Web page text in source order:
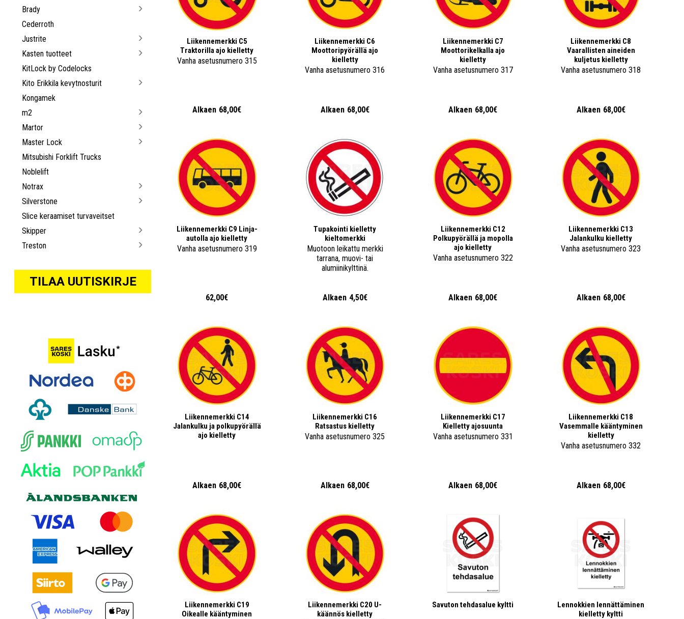
Brady
Cederroth
Justrite
Kasten tuotteet
KitLock by Codelocks
Kito Erikkila kevytnosturit
Kongamek
m2
Martor
Master Lock
Mitsubishi Forklift Trucks
Noblelift
Notrax
Silverstone
Slice keraamiset turvaveitset
Skipper
Treston
TILAA UUTISKIRJE
Liikennemerkki C5
Traktorilla ajo kielletty
Vanha asetusnumero 315
Alkaen 68,00€
Liikennemerkki C6
Moottoripyörällä ajo
kielletty
Vanha asetusnumero 316
Alkaen 68,00€
Liikennemerkki C7
Moottorikelkalla ajo
kielletty
Vanha asetusnumero 317
Alkaen 68,00€
Liikennemerkki C8
Vaarallisten aineiden
kuljetus kielletty
Vanha asetusnumero 318
Alkaen 68,00€
Liikennemerkki C9 Linja-
autolla ajo kielletty
Vanha asetusnumero 319
62,00€
Tupakointi kielletty
kieltomerkki
Muotoon leikattu merkki
tarrana, muovi- tai
alumiinikylttinä.
Alkaen 4,50€
Liikennemerkki C12
Polkupyörällä ja mopolla
ajo kielletty
Vanha asetusnumero 322
Alkaen 68,00€
Liikennemerkki C13
Jalankulku kielletty
Vanha asetusnumero 323
Alkaen 68,00€
Liikennemerkki C14
Jalankulku ja polkupyörällä
ajo kielletty
Alkaen 68,00€
Liikennemerkki C16
Ratsastus kielletty
Vanha asetusnumero 325
Alkaen 68,00€
Liikennemerkki C17
Kielletty ajosuunta
Vanha asetusnumero 331
Alkaen 68,00€
Liikennemerkki C18
Vasemmalle kääntyminen
kielletty
Vanha asetusnumero 332
Alkaen 68,00€
Liikennemerkki C19
Oikealle kääntyminen
Liikennemerkki C20 U-
käännös kielletty
Savuton tehdasalue kyltti
Lennokkien lennättäminen
kielletty kyltti